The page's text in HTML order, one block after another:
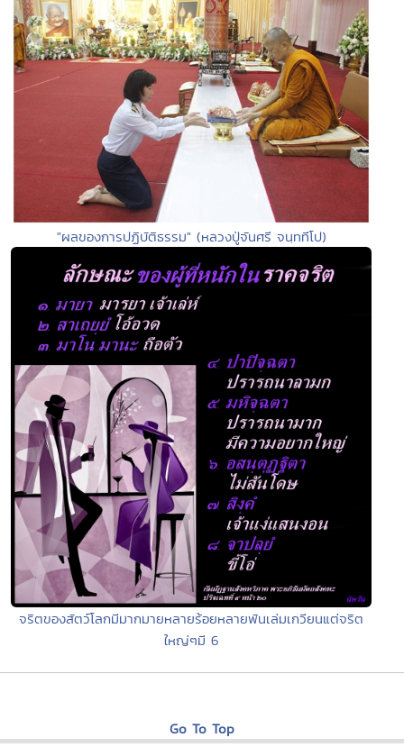
"ผลของการปฏิบัติธรรม" (หลวงปู่จันศรี จนฺททีโป)
จริตของสัตว์โลกมีมากมายหลายร้อยหลายพันเล่มเกวียนแต่จริต
ใหญ่ๆมี 6
Go To Top